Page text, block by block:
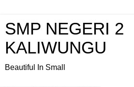
SMP NEGERI 2
KALIWUNGU
Beautiful In Small